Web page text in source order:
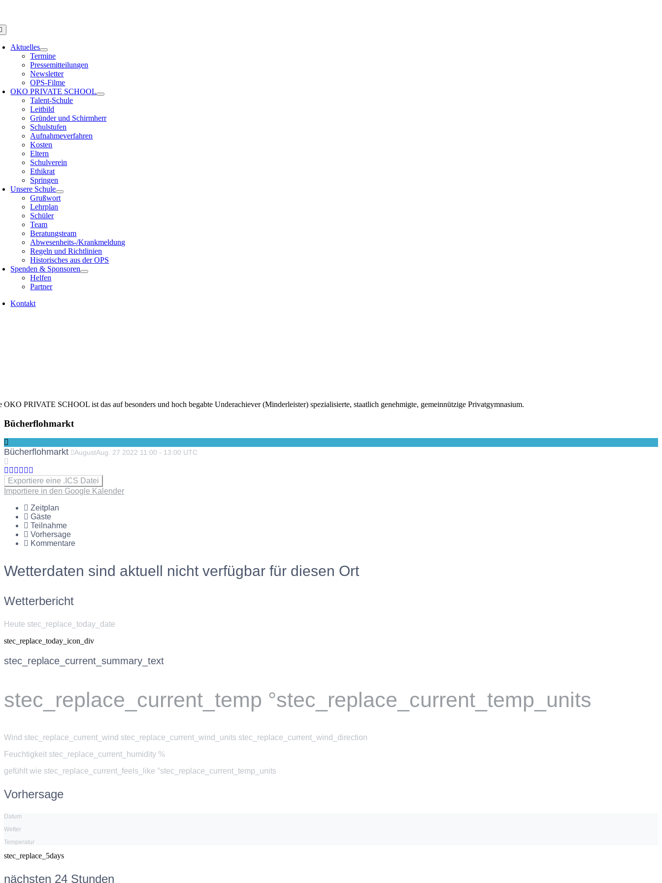
Aktuelles
Termine
Pressemitteilungen
Newsletter
OPS-Filme
OKO PRIVATE SCHOOL
Talent-Schule
Leitbild
Gründer und Schirmherr
Schulstufen
Aufnahmeverfahren
Kosten
Eltern
Schulverein
Ethikrat
Springen
Unsere Schule
Grußwort
Lehrplan
Schüler
Team
Beratungsteam
Abwesenheits-/Krankmeldung
Regeln und Richtlinien
Historisches aus der OPS
Spenden & Sponsoren
Helfen
Partner
Kontakt
OKO PRIVATE SCHOOL ist das auf besonders und hoch begabte Underachiever (Minderleister) spezialisierte, staatlich genehmigte, gemeinnützige Privatgymnasium.
Bücherflohmarkt
Bücherflohmarkt AugustAug. 27 2022 11:00 - 13:00 UTC
Exportiere eine .ICS Datei
Importiere in den Google Kalender
Zeitplan
Gäste
Teilnahme
Vorhersage
Kommentare
Wetterdaten sind aktuell nicht verfügbar für diesen Ort
Wetterbericht
Heute stec_replace_today_date
stec_replace_today_icon_div
stec_replace_current_summary_text
stec_replace_current_temp °stec_replace_current_temp_units
Wind stec_replace_current_wind stec_replace_current_wind_units stec_replace_current_wind_direction
Feuchtigkeit stec_replace_current_humidity %
gefühlt wie stec_replace_current_feels_like °stec_replace_current_temp_units
Vorhersage
Datum
Wetter
Temperatur
stec_replace_5days
nächsten 24 Stunden